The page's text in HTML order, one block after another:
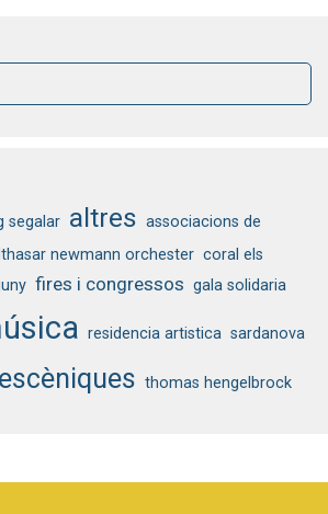
segalar altres associacions de
newmann orchester coral els
fires i congressos gala solidaria
residencia artistica sardanova
thomas hengelbrock